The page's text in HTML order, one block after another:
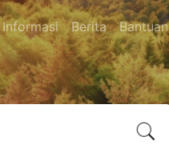
Informasi Berita Bantuan